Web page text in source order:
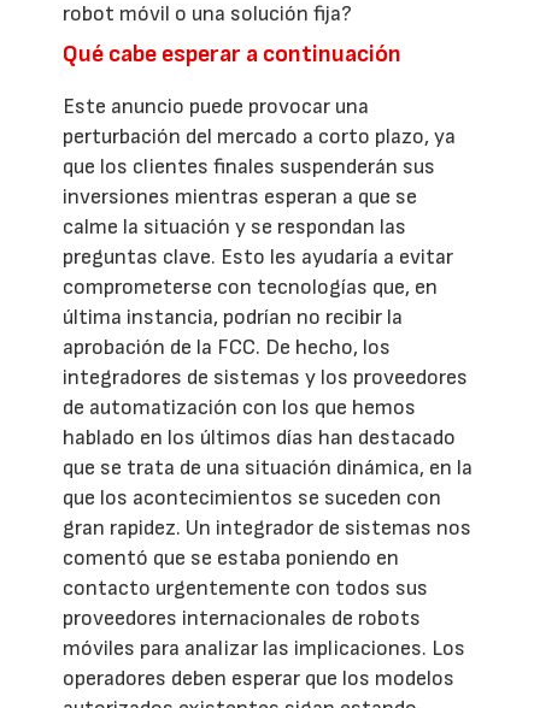
robot móvil o una solución fija?
Qué cabe esperar a continuación
Este anuncio puede provocar una
perturbación del mercado a corto plazo, ya
que los clientes finales suspenderán sus
inversiones mientras esperan a que se
calme la situación y se respondan las
preguntas clave. Esto les ayudaría a evitar
comprometerse con tecnologías que, en
última instancia, podrían no recibir la
aprobación de la FCC. De hecho, los
integradores de sistemas y los proveedores
de automatización con los que hemos
hablado en los últimos días han destacado
que se trata de una situación dinámica, en la
que los acontecimientos se suceden con
gran rapidez. Un integrador de sistemas nos
comentó que se estaba poniendo en
contacto urgentemente con todos sus
proveedores internacionales de robots
móviles para analizar las implicaciones. Los
operadores deben esperar que los modelos